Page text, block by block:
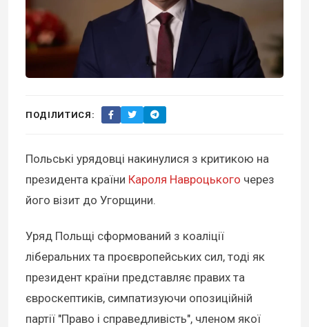
ПОДІЛИТИСЯ:
Польські урядовці накинулися з критикою на
президента країни Кароля Навроцького через
його візит до Угорщини.
Уряд Польщі сформований з коаліції
ліберальних та проєвропейських сил, тоді як
президент країни представляє правих та
євроскептиків, симпатизуючи опозиційній
партії "Право і справедливість", членом якої